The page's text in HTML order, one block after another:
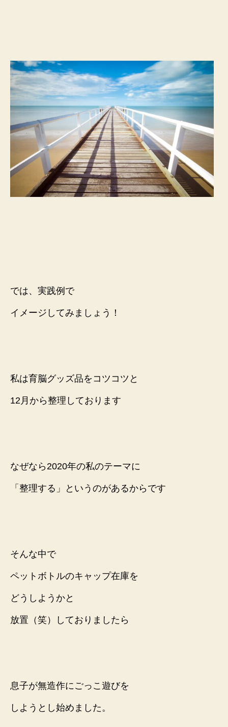
では、実践例で
イメージしてみましょう！
私は育脳グッズ品をコツコツと
12月から整理しております
なぜなら2020年の私のテーマに
「整理する」というのがあるからです
そんな中で
ペットボトルのキャップ在庫を
どうしようかと
放置（笑）しておりましたら
息子が無造作にごっこ遊びを
しようとし始めました。